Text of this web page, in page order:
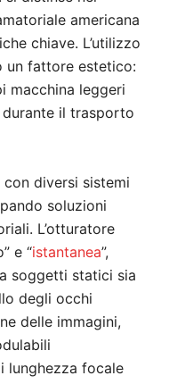
americana
chiave. L’utilizzo
un fattore estetico:
macchina leggeri
il trasporto
con diversi sistemi
soluzioni
L’otturatore
e “istantanea”,
soggetti statici sia
degli occhi
delle immagini,
lunghezza focale